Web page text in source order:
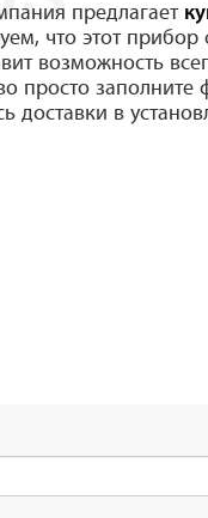
предлагает
что этот
возможность
просто
доставки в